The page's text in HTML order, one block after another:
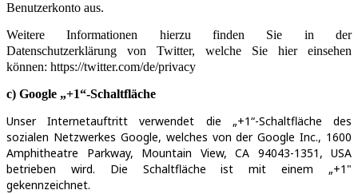
Benutzerkonto aus.
Weitere Informationen hierzu finden Sie in der
Datenschutzerklärung von Twitter, welche Sie hier einsehen
können: https://twitter.com/de/privacy
c) Google „+1“-Schaltfläche
Unser Internetauftritt verwendet die „+1“-Schaltfläche des
sozialen Netzwerkes Google, welches von der Google Inc., 1600
Amphitheatre Parkway, Mountain View, CA 94043-1351, USA
betrieben wird. Die Schaltfläche ist mit einem „+1"
gekennzeichnet.